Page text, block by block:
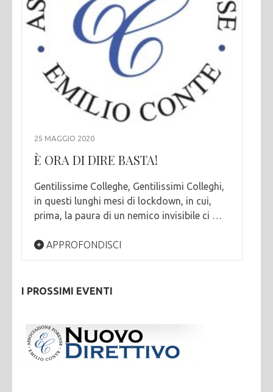
25 MAGGIO 2020
È ORA DI DIRE BASTA!
Gentilissime Colleghe, Gentilissimi Colleghi,
in questi lunghi mesi di lockdown, in cui,
prima, la paura di un nemico invisibile ci …
APPROFONDISCI
I PROSSIMI EVENTI